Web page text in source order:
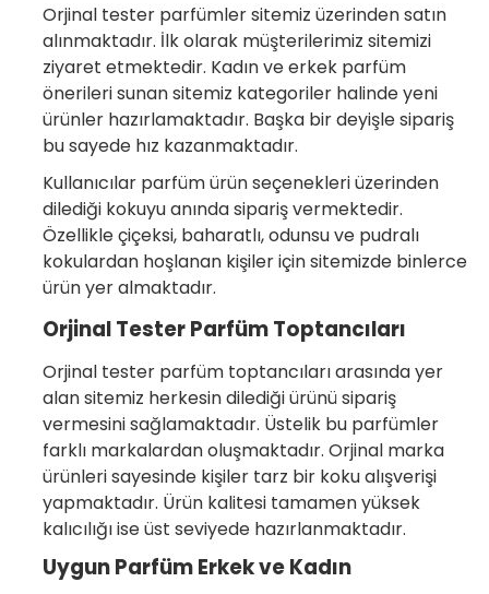
Orjinal tester parfümler sitemiz üzerinden satın
alınmaktadır. İlk olarak müşterilerimiz sitemizi
ziyaret etmektedir. Kadın ve erkek parfüm
önerileri sunan sitemiz kategoriler halinde yeni
ürünler hazırlamaktadır. Başka bir deyişle sipariş
bu sayede hız kazanmaktadır.
Kullanıcılar parfüm ürün seçenekleri üzerinden
dilediği kokuyu anında sipariş vermektedir.
Özellikle çiçeksi, baharatlı, odunsu ve pudralı
kokulardan hoşlanan kişiler için sitemizde binlerce
ürün yer almaktadır.
Orjinal Tester Parfüm Toptancıları
Orjinal tester parfüm toptancıları arasında yer
alan sitemiz herkesin dilediği ürünü sipariş
vermesini sağlamaktadır. Üstelik bu parfümler
farklı markalardan oluşmaktadır. Orjinal marka
ürünleri sayesinde kişiler tarz bir koku alışverişi
yapmaktadır. Ürün kalitesi tamamen yüksek
kalıcılığı ise üst seviyede hazırlanmaktadır.
Uygun Parfüm Erkek ve Kadın